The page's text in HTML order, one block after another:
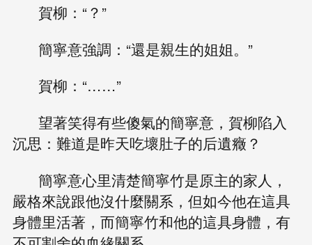
賀柳：“？”
簡寧意強調：“還是親生的姐姐。”
賀柳：“……”
望著笑得有些傻氣的簡寧意，賀柳陷入
沉思：難道是昨天吃壞肚子的后遺癥？
簡寧意心里清楚簡寧竹是原主的家人，
嚴格來說跟他沒什麼關系，但如今他在這具
身體里活著，而簡寧竹和他的這具身體，有